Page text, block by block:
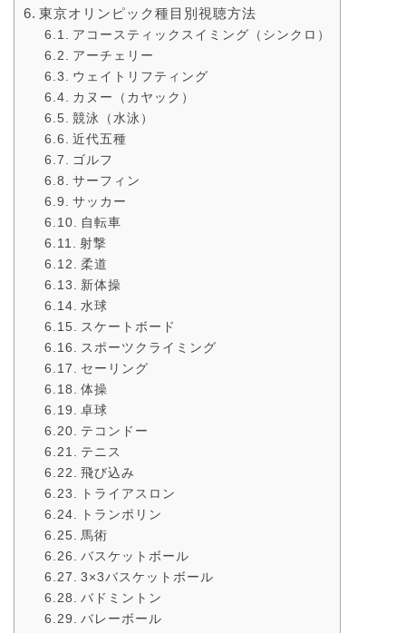
東京オリンピック種目別視聴方法
アコースティックスイミング（シンクロ）
アーチェリー
ウェイトリフティング
カヌー（カヤック）
競泳（水泳）
近代五種
ゴルフ
サーフィン
サッカー
自転車
射撃
柔道
新体操
水球
スケートボード
スポーツクライミング
セーリング
体操
卓球
テコンドー
テニス
飛び込み
トライアスロン
トランポリン
馬術
バスケットボール
3×3バスケットボール
バドミントン
バレーボール